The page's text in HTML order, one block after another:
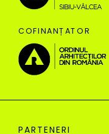
PARTENERI